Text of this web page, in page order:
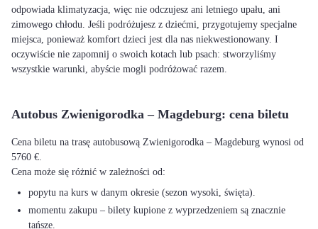
odpowiada klimatyzacja, więc nie odczujesz ani letniego upału, ani
zimowego chłodu. Jeśli podróżujesz z dziećmi, przygotujemy specjalne
miejsca, ponieważ komfort dzieci jest dla nas niekwestionowany. I
oczywiście nie zapomnij o swoich kotach lub psach: stworzyliśmy
wszystkie warunki, abyście mogli podróżować razem.
Autobus Zwienigorodka – Magdeburg: cena biletu
Cena biletu na trasę autobusową Zwienigorodka – Magdeburg wynosi od
5760 €.
Cena może się różnić w zależności od:
popytu na kurs w danym okresie (sezon wysoki, święta).
momentu zakupu – bilety kupione z wyprzedzeniem są znacznie
tańsze.